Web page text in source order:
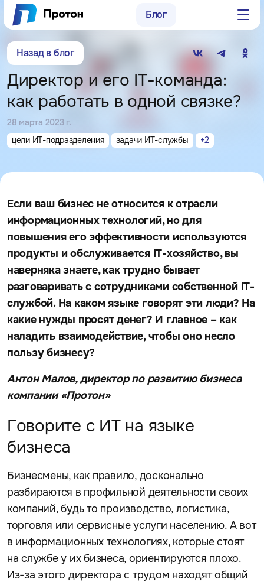
Блог
sales@proton-group.ru
ул. Родионова, д. 203, оф. 405
г. Москва, пр-д Электродный,
д. 8а, оф. 19
Назад в блог
Директор и его IT-команда:
как работать в одной связке?
цели ИТ-подразделения задачи ИТ-службы +2
28 марта 2023 г.
Если ваш бизнес не относится к отрасли
информационных технологий, но для
повышения его эффективности используются
продукты и обслуживается IT-хозяйство, вы
наверняка знаете, как трудно бывает
разговаривать с сотрудниками собственной IT-
службой. На каком языке говорят эти люди? На
какие нужды просят денег? И главное – как
наладить взаимодействие, чтобы оно несло
пользу бизнесу?
Антон Малов, директор по развитию бизнеса
компании «Протон»
Говорите с ИТ на языке
бизнеса
Бизнесмены, как правило, досконально
разбираются в профильной деятельности своих
компаний, будь то производство, логистика,
торговля или сервисные услуги населению. А вот
в информационных технологиях, которые стоят
на службе у их бизнеса, ориентируются плохо.
Из-за этого директора с трудом находят общий